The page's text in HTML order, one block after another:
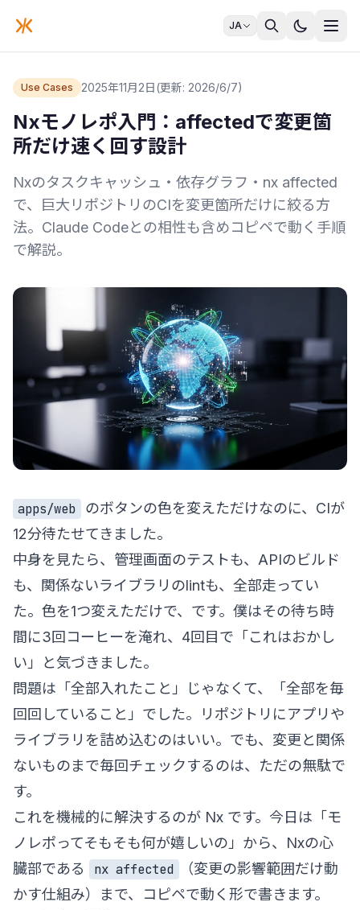
JA
Use Cases 2025年11月2日(更新: 2026/6/7)
Nxモノレポ入門：affectedで変更箇
所だけ速く回す設計
Nxのタスクキャッシュ・依存グラフ・nx affected
で、巨大リポジトリのCIを変更箇所だけに絞る方
法。Claude Codeとの相性も含めコピペで動く手順
で解説。
apps/web
のボタンの色を変えただけなのに、CIが
12分待たせてきました。
中身を見たら、管理画面のテストも、APIのビルド
も、関係ないライブラリのlintも、全部走ってい
た。色を1つ変えただけで、です。僕はその待ち時
間に3回コーヒーを淹れ、4回目で「これはおかし
い」と気づきました。
問題は「全部入れたこと」じゃなくて、「全部を毎
回回していること」でした。リポジトリにアプリや
ライブラリを詰め込むのはいい。でも、変更と関係
ないものまで毎回チェックするのは、ただの無駄で
す。
これを機械的に解決するのが Nx です。今日は「モ
ノレポってそもそも何が嬉しいの」から、Nxの心
臓部である
nx affected
（変更の影響範囲だけ動
かす仕組み）まで、コピペで動く形で書きます。